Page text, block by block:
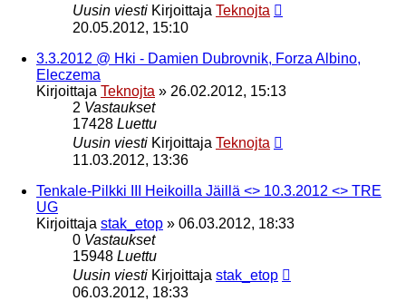
Uusin viesti Kirjoittaja Teknojta
20.05.2012, 15:10
3.3.2012 @ Hki - Damien Dubrovnik, Forza Albino,
Eleczema
Kirjoittaja Teknojta » 26.02.2012, 15:13
2 Vastaukset
17428 Luettu
Uusin viesti Kirjoittaja Teknojta
11.03.2012, 13:36
Tenkale-Pilkki III Heikoilla Jäillä <> 10.3.2012 <> TRE
UG
Kirjoittaja stak_etop » 06.03.2012, 18:33
0 Vastaukset
15948 Luettu
Uusin viesti Kirjoittaja stak_etop
06.03.2012, 18:33